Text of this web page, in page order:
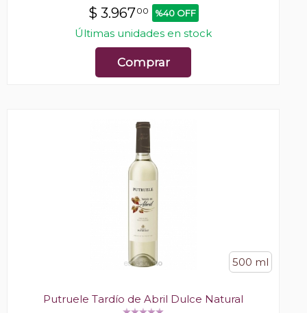
$ 3.96700 %40 OFF
Últimas unidades en stock
Comprar
500 ml
Putruele Tardío de Abril Dulce Natural